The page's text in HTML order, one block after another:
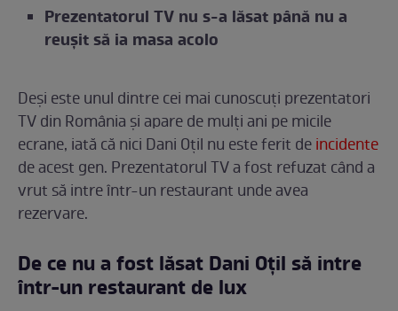
Prezentatorul TV nu s-a lăsat până nu a
reușit să ia masa acolo
Deși este unul dintre cei mai cunoscuți prezentatori
TV din România și apare de mulți ani pe micile
ecrane, iată că nici Dani Oțil nu este ferit deincidente
de acest gen. Prezentatorul TV a fost refuzat când a
vrut să intre într-un restaurant unde avea
rezervare.
De ce nu a fost lăsat Dani Oțil să intre
într-un restaurant de lux